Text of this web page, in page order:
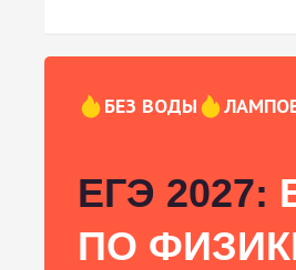
БЕЗ ВОДЫ
ЕГЭ 2027:
ПО